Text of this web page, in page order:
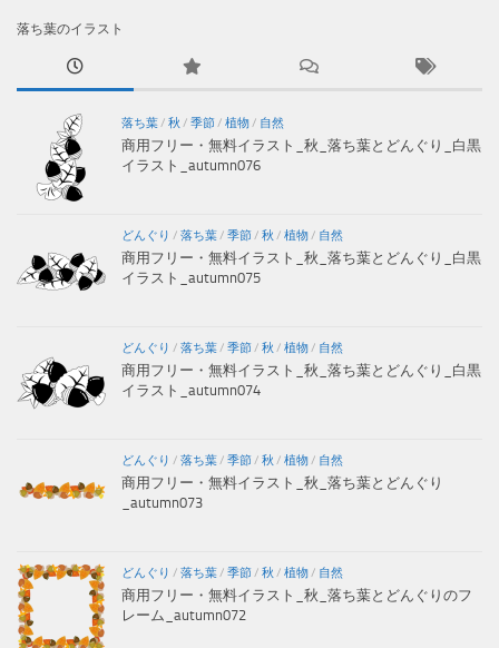
落ち葉のイラスト
落ち葉/ 秋 / 季節/ 植物/ 自然
商用フリー・無料イラスト_秋_落ち葉とどんぐり_白黒
イラスト_autumn076
どんぐり / 落ち葉/ 季節/ 秋 / 植物/ 自然
商用フリー・無料イラスト_秋_落ち葉とどんぐり_白黒
イラスト_autumn075
どんぐり / 落ち葉/ 季節/ 秋 / 植物/ 自然
商用フリー・無料イラスト_秋_落ち葉とどんぐり_白黒
イラスト_autumn074
どんぐり / 落ち葉/ 季節/ 秋 / 植物/ 自然
商用フリー・無料イラスト_秋_落ち葉とどんぐり
_autumn073
どんぐり / 落ち葉/ 季節/ 秋 / 植物/ 自然
商用フリー・無料イラスト_秋_落ち葉とどんぐりのフ
レーム_autumn072